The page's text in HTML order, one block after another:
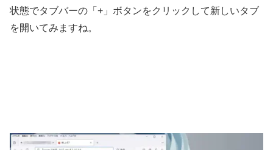
状態でタブバーの「+」ボタンをクリックして新しいタブ
を開いてみますね。